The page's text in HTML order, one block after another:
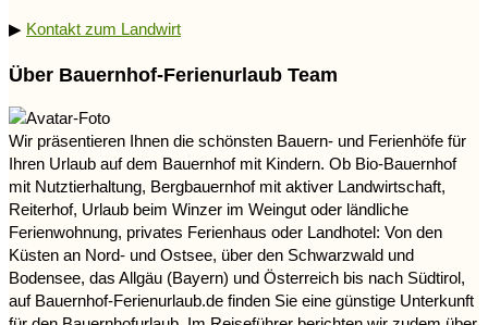
▶ Kontakt zum Landwirt
Über Bauernhof-Ferienurlaub Team
Wir präsentieren Ihnen die schönsten Bauern- und Ferienhöfe für
Ihren Urlaub auf dem Bauernhof mit Kindern. Ob Bio-Bauernhof
mit Nutztierhaltung, Bergbauernhof mit aktiver Landwirtschaft,
Reiterhof, Urlaub beim Winzer im Weingut oder ländliche
Ferienwohnung, privates Ferienhaus oder Landhotel: Von den
Küsten an Nord- und Ostsee, über den Schwarzwald und
Bodensee, das Allgäu (Bayern) und Österreich bis nach Südtirol,
auf Bauernhof-Ferienurlaub.de finden Sie eine günstige Unterkunft